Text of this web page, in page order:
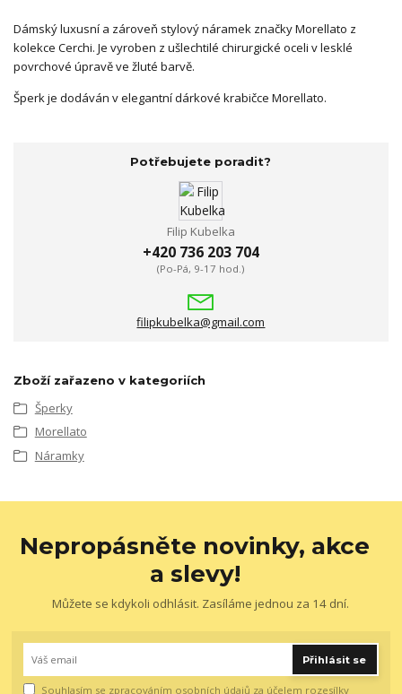
Dámský luxusní a zároveň stylový náramek značky Morellato z
kolekce Cerchi. Je vyroben z ušlechtilé chirurgické oceli v lesklé
povrchové úpravě ve žluté barvě.
Šperk je dodáván v elegantní dárkové krabičce Morellato.
Potřebujete poradit?
Filip Kubelka
+420 736 203 704
(Po-Pá, 9-17 hod.)
filipkubelka@gmail.com
Zboží zařazeno v kategoriích
Šperky
Morellato
Náramky
Nepropásněte novinky, akce
a slevy!
Můžete se kdykoli odhlásit. Zasíláme jednou za 14 dní.
Přihlásit se
Souhlasím se zpracováním osobních údajů za účelem rozesílky